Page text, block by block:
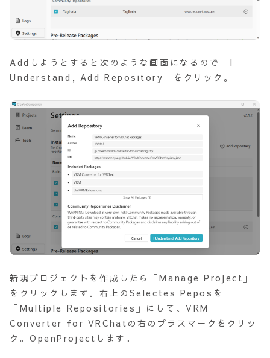
Addしようとすると次のような画面になるので「I
Understand, Add Repository」をクリック。
新規プロジェクトを作成したら「Manage Project」
をクリックします。右上のSelectes Peposを
「Multiple Repositories」にして、VRM
Converter for VRChatの右のプラスマークをクリッ
ク。OpenProjectします。